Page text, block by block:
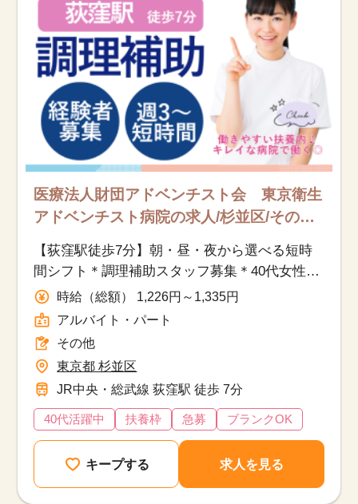
医療法人財団アドベンチスト会 東京衛生
アドベンチスト病院の求人/杉並区/その他/
アルバイト・パート
【荻窪駅徒歩7分】朝・昼・夜から選べる短時
間シフト＊調理補助スタッフ募集＊40代女性活
躍中♪時給（総額） 1,226円～1,335円
アルバイト・パート
その他
東京都 杉並区
JR中央・総武線 荻窪駅 徒歩 7分
40代活躍中 扶養枠 急募 ブランクOK
キープする 求人を見る